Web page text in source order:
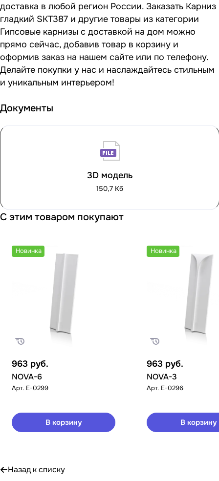
доставка в любой регион России. Заказать Карниз
гладкий SKT387 и другие товары из категории
Гипсовые карнизы с доставкой на дом можно
прямо сейчас, добавив товар в корзину и
оформив заказ на нашем сайте или по телефону.
Делайте покупки у нас и наслаждайтесь стильным
и уникальным интерьером!
Документы
3D модель
150,7 Кб
С этим товаром покупают
Новинка
963 руб.
NOVA-6
Арт. E-0299
В корзину
Новинка
963 руб.
NOVA-3
Арт. E-0296
В корзину
Назад к списку